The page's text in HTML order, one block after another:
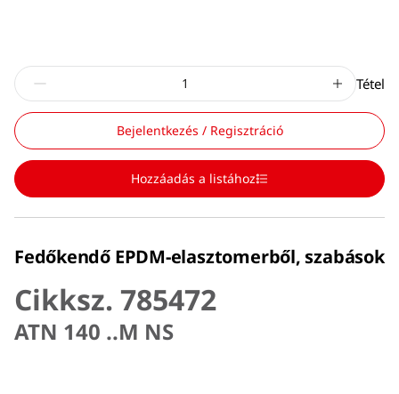
Tétel
Bejelentkezés / Regisztráció
Hozzáadás a listához
Fedőkendő EPDM-elasztomerből, szabások
Cikksz. 785472
ATN 140 ..M NS